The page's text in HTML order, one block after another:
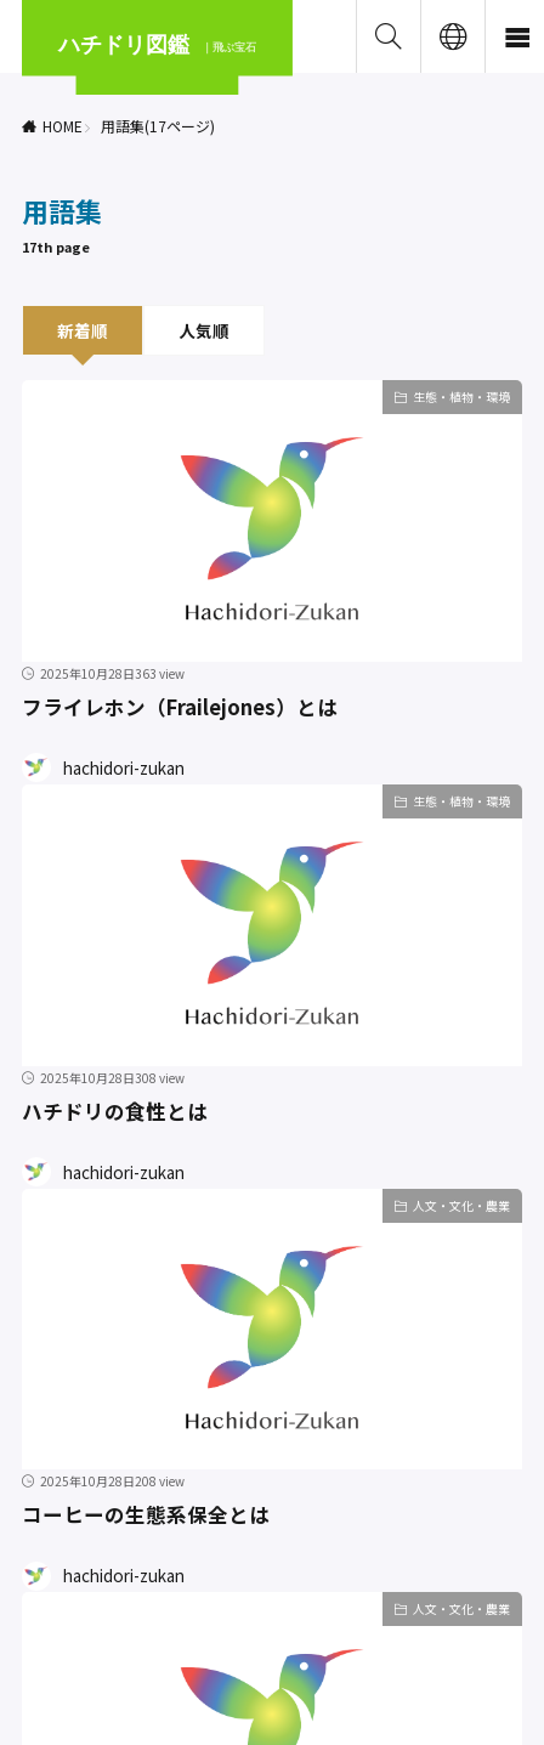
ハチドリ図鑑 ｜飛ぶ宝石
HOME 用語集(17ページ)
用語集
17th page
新着順 人気順
生態・植物・環境
2025年10月28日363 view
フライレホン（Frailejones）とは
hachidori-zukan
生態・植物・環境
2025年10月28日308 view
ハチドリの食性とは
hachidori-zukan
人文・文化・農業
2025年10月28日208 view
コーヒーの生態系保全とは
hachidori-zukan
人文・文化・農業